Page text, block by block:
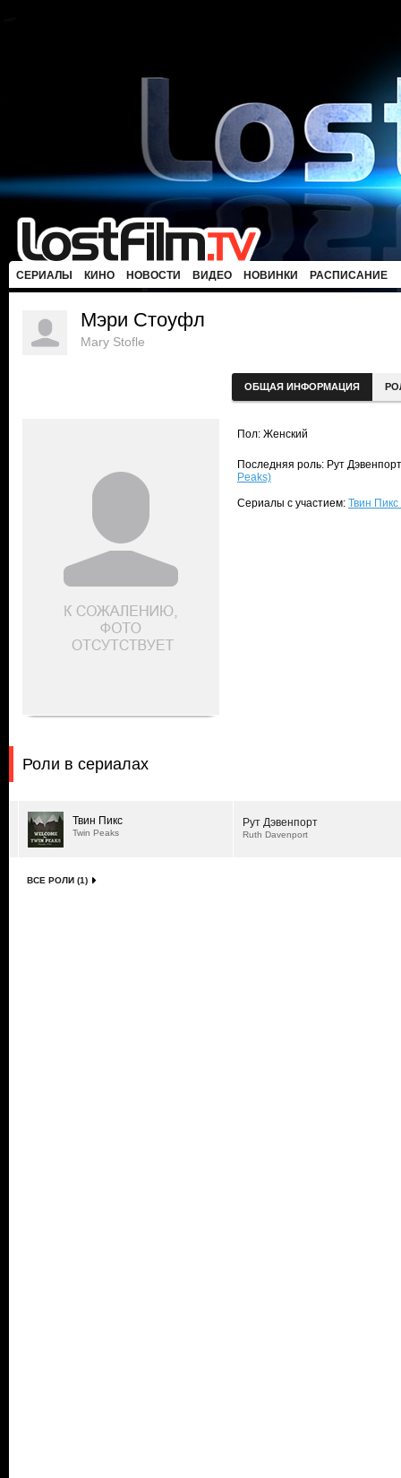
СЕРИАЛЫ КИНО НОВОСТИ ВИДЕО НОВИНКИ РАСПИСАНИЕ
Мэри Стоуфл
Mary Stofle
ОБЩАЯ ИНФОРМАЦИЯ
Пол: Женский
Последняя роль: Рут
Peaks)
Сериалы с участием: Твин
Роли в сериалах
Твин Пикс
Twin Peaks
Рут Дэвенпорт
Ruth Davenport
ВСЕ РОЛИ (1)